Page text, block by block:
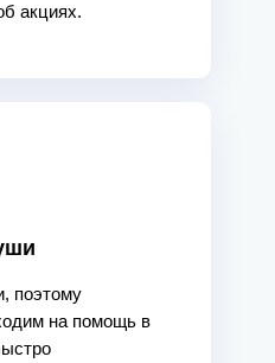
акциях.
поэтому
на помощь в